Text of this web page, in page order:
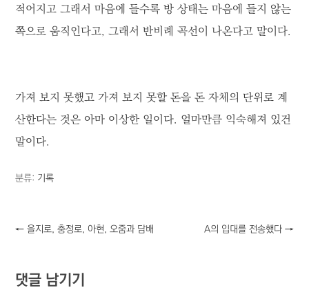
적어지고 그래서 마음에 들수록 방 상태는 마음에 들지 않는
쪽으로 움직인다고, 그래서 반비례 곡선이 나온다고 말이다.
가져 보지 못했고 가져 보지 못할 돈을 돈 자체의 단위로 계
산한다는 것은 아마 이상한 일이다. 얼마만큼 익숙해져 있건
말이다.
분류: 기록
←을지로, 충정로, 아현, 오줌과 담배 A의 입대를 전송했다→
댓글 남기기